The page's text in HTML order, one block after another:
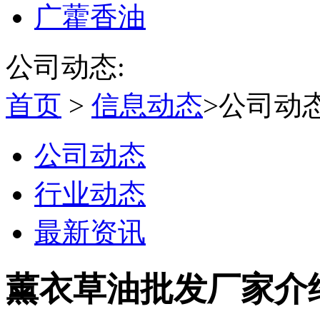
广藿香油
公司动态:
首页 > 信息动态>公司动
公司动态
行业动态
最新资讯
薰衣草油批发厂家